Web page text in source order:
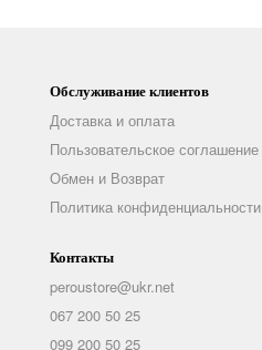
Обслуживание клиентов
Доставка и оплата
Пользовательское соглашение
Обмен и Возврат
Политика конфиденциальности
Контакты
peroustore@ukr.net
067 200 50 25
099 200 50 25